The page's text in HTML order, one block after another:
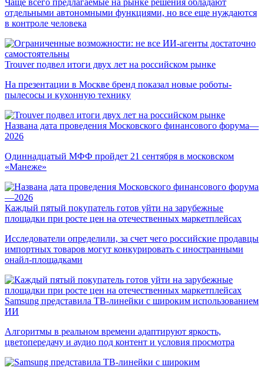
Чаще всего предлагаемые на рынке решения обладают
отдельными автономными функциями, но все еще нуждаются
в контроле человека
Trouver подвел итоги двух лет на российском рынке
На презентации в Москве бренд показал новые роботы-
пылесосы и кухонную технику
Названа дата проведения Московского финансового форума—
2026
Одиннадцатый МФФ пройдет 21 сентября в московском
«Манеже»
Каждый пятый покупатель готов уйти на зарубежные
площадки при росте цен на отечественных маркетплейсах
Исследователи определили, за счет чего российские продавцы
импортных товаров могут конкурировать с иностранными
онайл-площадками
Samsung представила ТВ-линейки с широким использованием
ИИ
Алгоритмы в реальном времени адаптируют яркость,
цветопередачу и аудио под контент и условия просмотра